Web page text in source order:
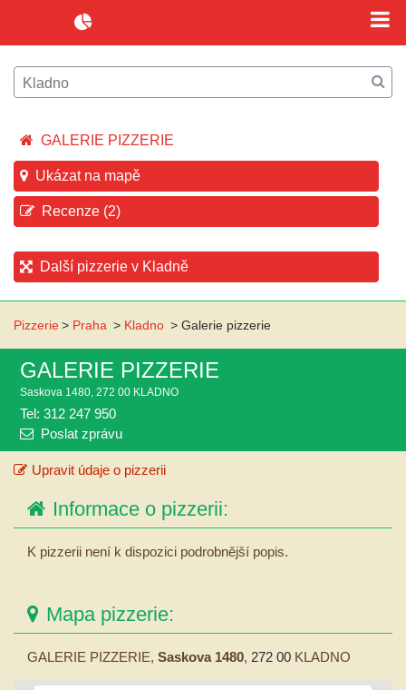
GALERIE PIZZERIE
Ukázat na mapě
Recenze (2)
Další pizzerie v Kladně
Pizzerie> Praha > Kladno > Galerie pizzerie
GALERIE PIZZERIE
Saskova 1480, 272 00 KLADNO
Tel: 312 247 950
Poslat zprávu
Upravit údaje o pizzerii
Informace o pizzerii:
K pizzerii není k dispozici podrobnější popis.
Mapa pizzerie:
GALERIE PIZZERIE, Saskova 1480, 272 00 KLADNO